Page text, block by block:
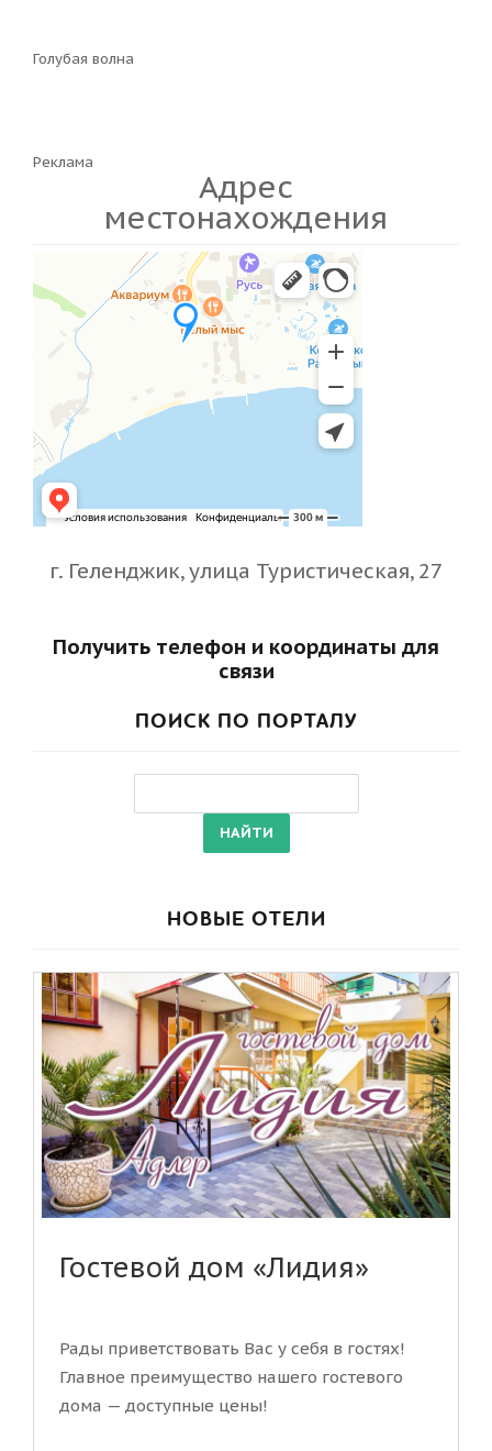
Голубая волна
Реклама
Адрес
местонахождения
г. Геленджик, улица Туристическая, 27
Получить телефон и координаты для
связи
ПОИСК ПО ПОРТАЛУ
НОВЫЕ ОТЕЛИ
Гостевой дом «Лидия»
Рады приветствовать Вас у себя в гостях!
Главное преимущество нашего гостевого
дома — доступные цены!